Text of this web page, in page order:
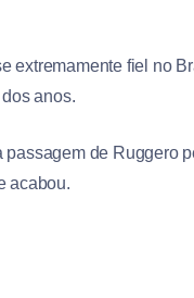
extremamente fiel no
anos.
de Ruggero
acabou.